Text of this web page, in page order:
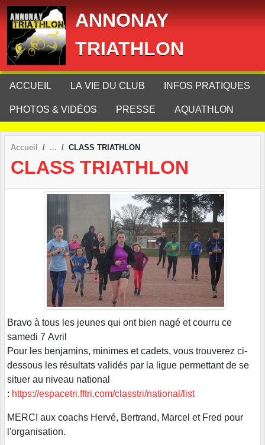
ANNONAY
TRIATHLON
ACCUEIL LA VIE DU CLUB INFOS PRATIQUES
PHOTOS & VIDÉOS PRESSE AQUATHLON
Accueil CLASS TRIATHLON
CLASS TRIATHLON
Bravo à tous les jeunes qui ont bien nagé et courru ce
samedi 7 Avril
Pour les benjamins, minimes et cadets, vous trouverez ci-
dessous les résultats validés par la ligue permettant de se
situer au niveau national
: https://espacetri.fftri.com/classtri/national/list
MERCI aux coachs Hervé, Bertrand, Marcel et Fred pour
l'organisation.
Panneau de gestion des cookies